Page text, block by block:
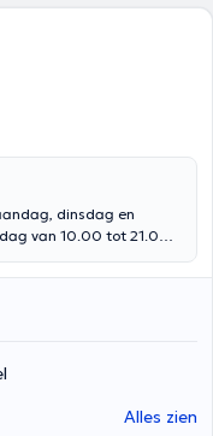
dinsdag en
van 10.00 tot 21.00
in
bleken van tanden,
Alles zien